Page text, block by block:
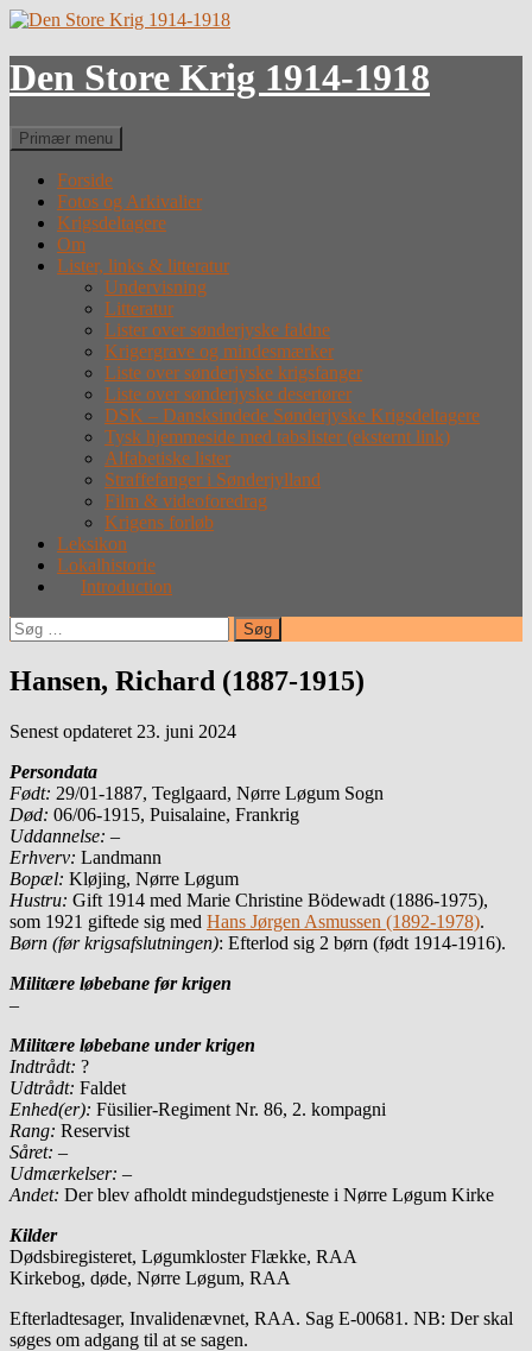
Hop
indhold
Den Store Krig 1914-1918
Søg
Primær menu
Forside
Fotos og Arkivalier
Krigsdeltagere
Om
Lister, links & litteratur
Undervisning
Litteratur
Lister over sønderjyske faldne
Krigergrave og mindesmærker
Liste over sønderjyske krigsfanger
Liste over sønderjyske desertører
DSK – Dansksindede Sønderjyske Krigsdeltagere
Tysk hjemmeside med tabslister (eksternt link)
Alfabetiske lister
Straffefanger i Sønderjylland
Film & videoforedrag
Krigens forløb
Leksikon
Lokalhistorie
Introduction
Søg
efter:
Hansen, Richard (1887-1915)
Senest opdateret 23. juni 2024
Persondata
Født: 29/01-1887, Teglgaard, Nørre Løgum Sogn
Død: 06/06-1915, Puisalaine, Frankrig
Uddannelse: –
Erhverv: Landmann
Bopæl: Kløjing, Nørre Løgum
Hustru: Gift 1914 med Marie Christine Bödewadt (1886-1975),
som 1921 giftede sig med Hans Jørgen Asmussen (1892-1978).
Børn (før krigsafslutningen): Efterlod sig 2 børn (født 1914-1916).
Militære løbebane før krigen
–
Militære løbebane under krigen
Indtrådt: ?
Udtrådt: Faldet
Enhed(er): Füsilier-Regiment Nr. 86, 2. kompagni
Rang: Reservist
Såret: –
Udmærkelser: –
Andet: Der blev afholdt mindegudstjeneste i Nørre Løgum Kirke
Kilder
Dødsbiregisteret, Løgumkloster Flække, RAA
Kirkebog, døde, Nørre Løgum, RAA
Efterladtesager, Invalidenævnet, RAA. Sag E-00681. NB: Der skal
søges om adgang til at se sagen.